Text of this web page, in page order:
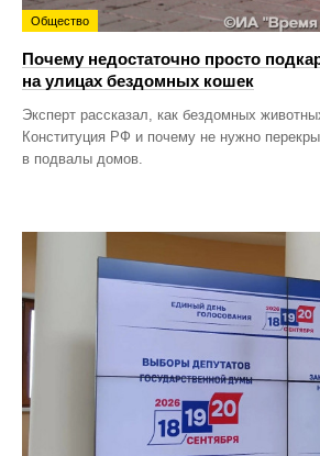
Общество
Почему недостаточно просто
на улицах бездомных кошек
Эксперт рассказал, как бездомных
Конституция РФ и почему не нужно
в подвалы домов.